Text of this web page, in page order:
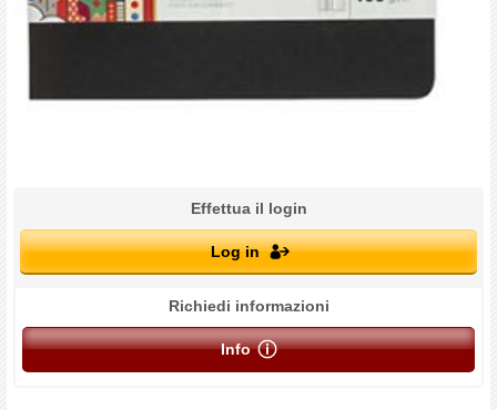
Effettua il login
Log in
Richiedi informazioni
Info